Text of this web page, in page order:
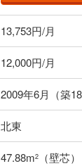
13,753円/月
12,000円/月
2009年6月（築18
北東
47.88m2
（壁芯）